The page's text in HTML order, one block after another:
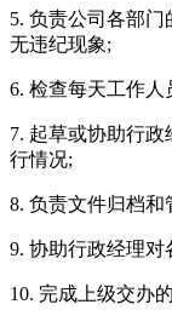
5. 负责公司各部
无违纪现象;
6. 检查每天工作
7. 起草或协助行
行情况;
8. 负责文件归档和
9. 协助行政经理对
10. 完成上级交办